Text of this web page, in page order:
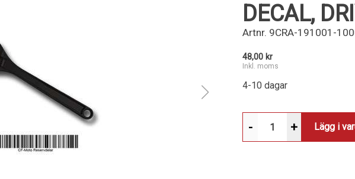
DECAL,
Artnr. 9CRA-191001-
48,00 kr
Inkl. moms
4-10 dagar
- + Lägg i